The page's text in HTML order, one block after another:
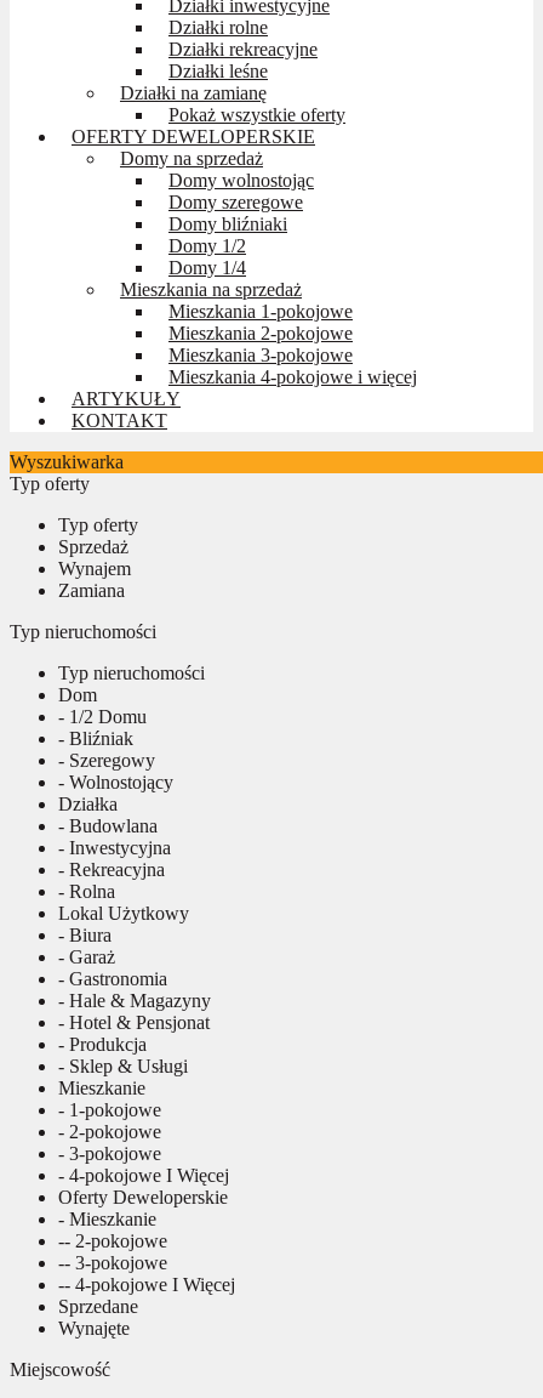
Działki inwestycyjne
Działki rolne
Działki rekreacyjne
Działki leśne
Działki na zamianę
Pokaż wszystkie oferty
OFERTY DEWELOPERSKIE
Domy na sprzedaż
Domy wolnostojąc
Domy szeregowe
Domy bliźniaki
Domy 1/2
Domy 1/4
Mieszkania na sprzedaż
Mieszkania 1-pokojowe
Mieszkania 2-pokojowe
Mieszkania 3-pokojowe
Mieszkania 4-pokojowe i więcej
ARTYKUŁY
KONTAKT
Wyszukiwarka
Typ oferty
Typ oferty
Sprzedaż
Wynajem
Zamiana
Typ nieruchomości
Typ nieruchomości
Dom
- 1/2 Domu
- Bliźniak
- Szeregowy
- Wolnostojący
Działka
- Budowlana
- Inwestycyjna
- Rekreacyjna
- Rolna
Lokal Użytkowy
- Biura
- Garaż
- Gastronomia
- Hale & Magazyny
- Hotel & Pensjonat
- Produkcja
- Sklep & Usługi
Mieszkanie
- 1-pokojowe
- 2-pokojowe
- 3-pokojowe
- 4-pokojowe I Więcej
Oferty Deweloperskie
- Mieszkanie
-- 2-pokojowe
-- 3-pokojowe
-- 4-pokojowe I Więcej
Sprzedane
Wynajęte
Miejscowość